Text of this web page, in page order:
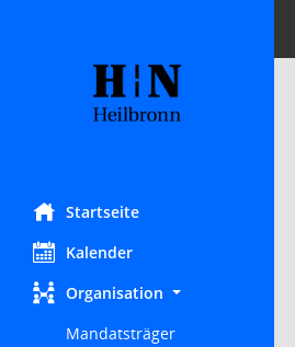
Startseite
Kalender
Organisation
Mandatsträger